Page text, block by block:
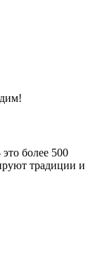
более 500
традиции и